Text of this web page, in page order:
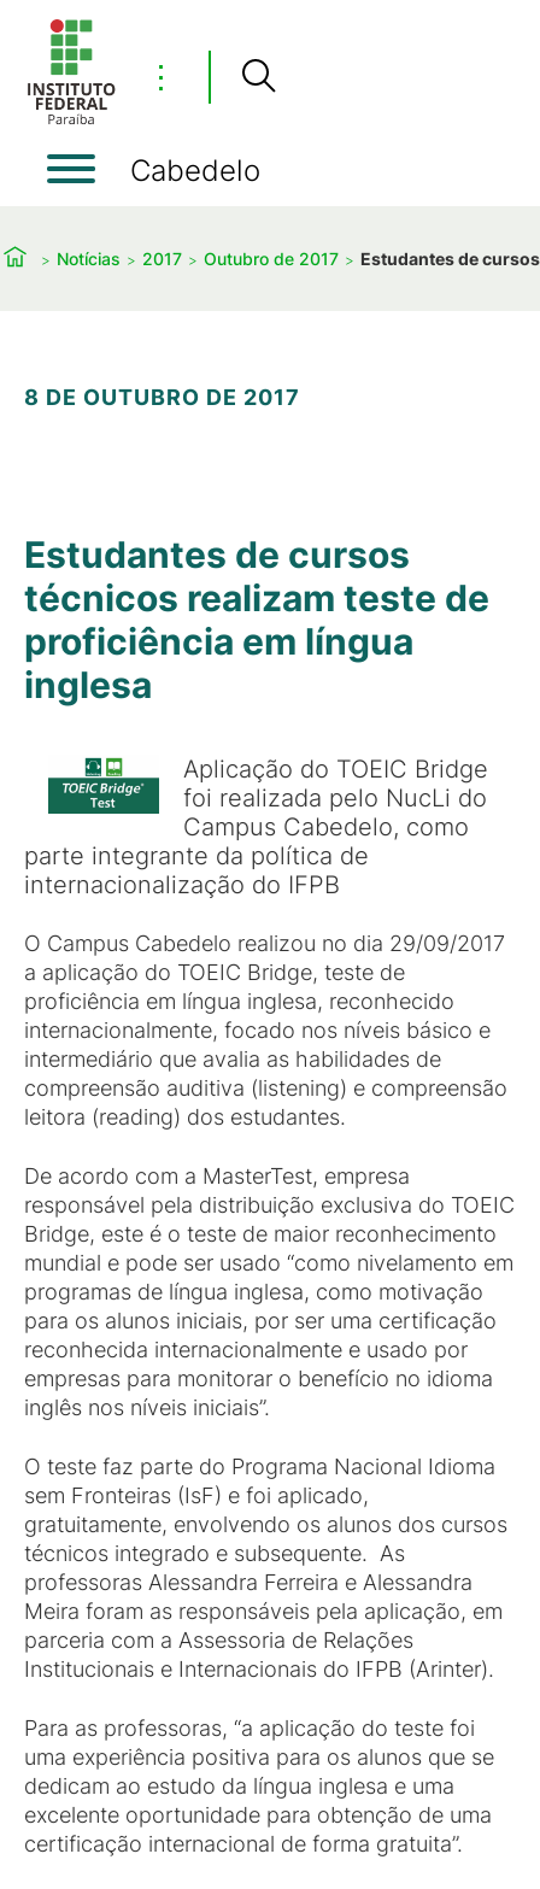
⋮
Cabedelo
Notícias 2017 Outubro de 2017 Estudantes de
8 DE OUTUBRO DE 2017
Estudantes de cursos
técnicos realizam teste de
proficiência em língua
inglesa
Aplicação do TOEIC Bridge
foi realizada pelo NucLi do
Campus Cabedelo, como
parte integrante da política de
internacionalização do IFPB
O Campus Cabedelo realizou no dia 29/09/2017
a aplicação do TOEIC Bridge, teste de
proficiência em língua inglesa, reconhecido
internacionalmente, focado nos níveis básico e
intermediário que avalia as habilidades de
compreensão auditiva (listening) e compreensão
leitora (reading) dos estudantes.
De acordo com a MasterTest, empresa
responsável pela distribuição exclusiva do TOEIC
Bridge, este é o teste de maior reconhecimento
mundial e pode ser usado “como nivelamento em
programas de língua inglesa, como motivação
para os alunos iniciais, por ser uma certificação
reconhecida internacionalmente e usado por
empresas para monitorar o benefício no idioma
inglês nos níveis iniciais”.
O teste faz parte do Programa Nacional Idioma
sem Fronteiras (IsF) e foi aplicado,
gratuitamente, envolvendo os alunos dos cursos
técnicos integrado e subsequente. As
professoras Alessandra Ferreira e Alessandra
Meira foram as responsáveis pela aplicação, em
parceria com a Assessoria de Relações
Institucionais e Internacionais do IFPB (Arinter).
Para as professoras, “a aplicação do teste foi
uma experiência positiva para os alunos que se
dedicam ao estudo da língua inglesa e uma
excelente oportunidade para obtenção de uma
certificação internacional de forma gratuita”.